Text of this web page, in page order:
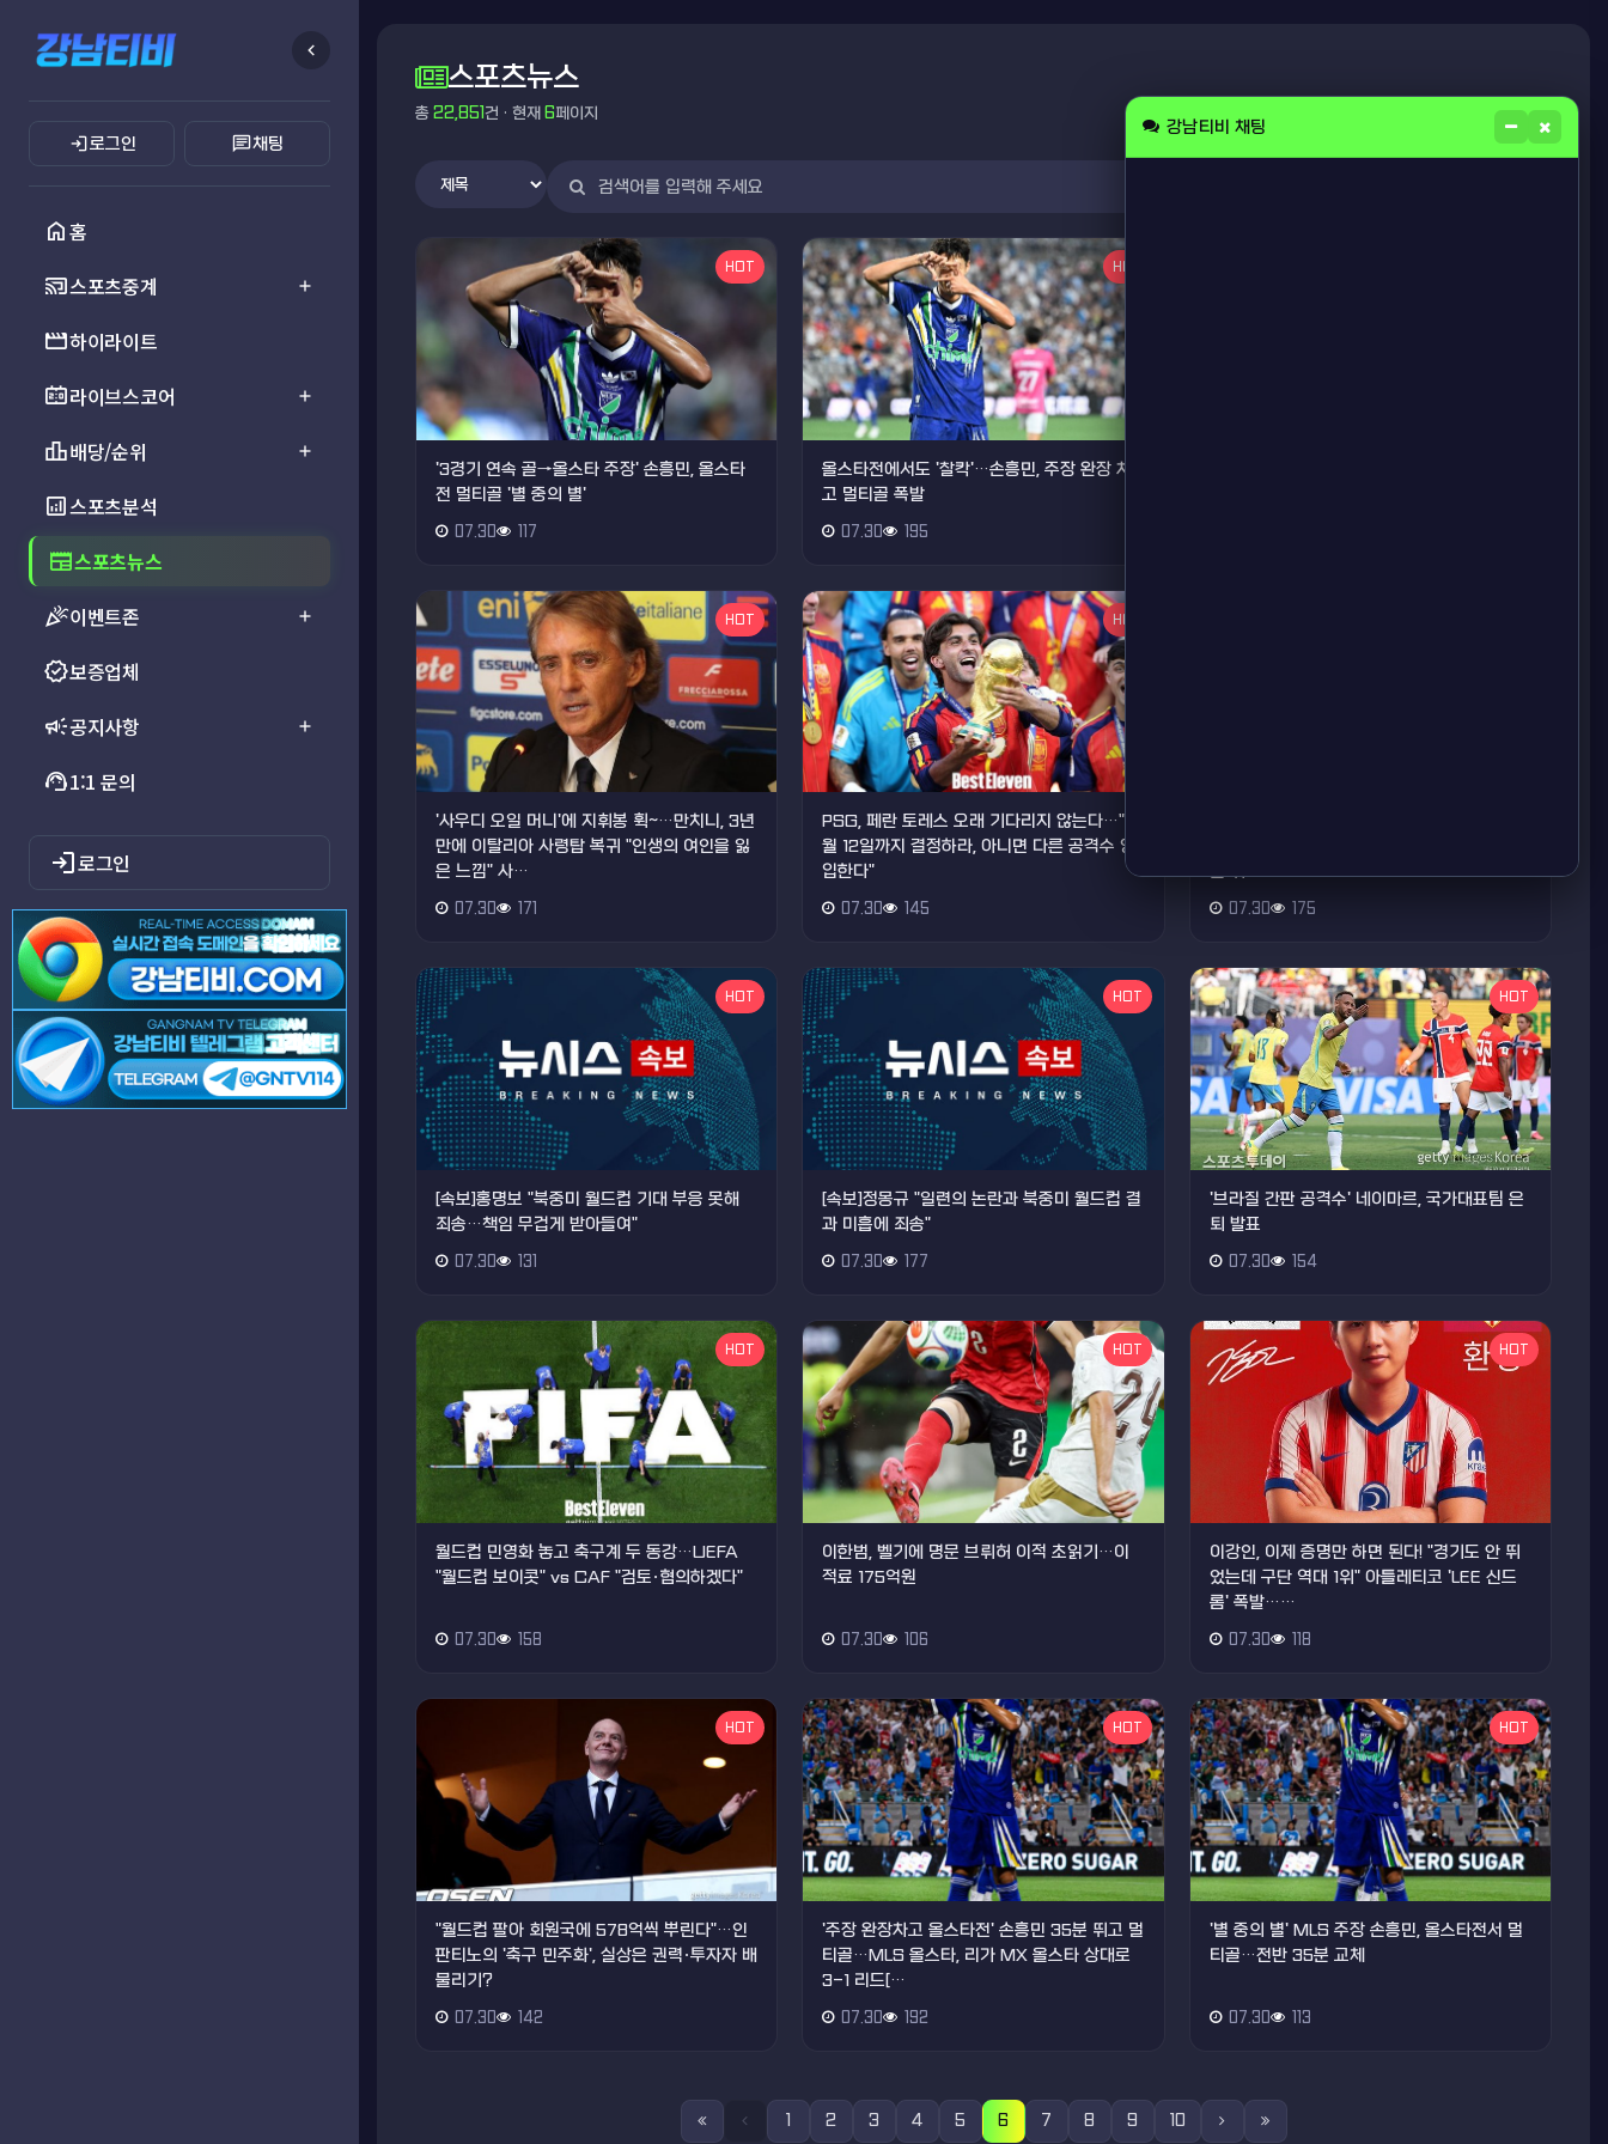
chevron_left
login로그인 chat채팅
home홈
cast_connected스포츠중계 add
movie하이라이트
scoreboard라이브스코어 add
leaderboard배당/순위 add
analytics스포츠분석
newspaper스포츠뉴스
celebration이벤트존 add
verified보증업체
campaign공지사항 add
support_agent1:1 문의
login로그인
스포츠뉴스
총 22,851건 · 현재 6페이지
HOT
'3경기 연속 골→올스타 주장' 손흥민, 올스타
전 멀티골 '별 중의 별'
07.30 117
HOT
올스타전에서도 '찰칵'…손흥민, 주장 완장 차
고 멀티골 폭발
07.30 195
HOT
'사우디 오일 머니'에 지휘봉 휙~…만치니, 3년
만에 이탈리아 사령탑 복귀 "인생의 여인을 잃
은 느낌" 사…
07.30 171
HOT
PSG, 페란 토레스 오래 기다리지 않는다…"8
월 12일까지 결정하라, 아니면 다른 공격수 영
입한다"
07.30 145
분 뛰고…
07.30 175
HOT
[속보]홍명보 "북중미 월드컵 기대 부응 못해
죄송…책임 무겁게 받아들여"
07.30 131
HOT
[속보]정몽규 "일련의 논란과 북중미 월드컵 결
과 미흡에 죄송"
07.30 177
HOT
'브라질 간판 공격수' 네이마르, 국가대표팀 은
퇴 발표
07.30 154
HOT
월드컵 민영화 놓고 축구계 두 동강…UEFA
"월드컵 보이콧" vs CAF "검토·협의하겠다"
07.30 158
HOT
이한범, 벨기에 명문 브뤼허 이적 초읽기…이
적료 175억원
07.30 106
HOT
이강인, 이제 증명만 하면 된다! "경기도 안 뛰
었는데 구단 역대 1위" 아틀레티코 'LEE 신드
롬' 폭발……
07.30 118
HOT
"월드컵 팔아 회원국에 578억씩 뿌린다"…인
판티노의 '축구 민주화', 실상은 권력·투자자 배
불리기?
07.30 142
HOT
'주장 완장차고 올스타전' 손흥민 35분 뛰고 멀
티골…MLS 올스타, 리가 MX 올스타 상대로
3-1 리드[…
07.30 192
HOT
'별 중의 별' MLS 주장 손흥민, 올스타전서 멀
티골…전반 35분 교체
07.30 113
1 2 3 4 5 6 7 8 9 10
강남티비 채팅